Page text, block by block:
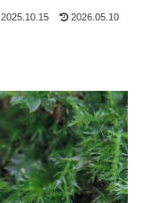
2025.10.15 2026.05.10